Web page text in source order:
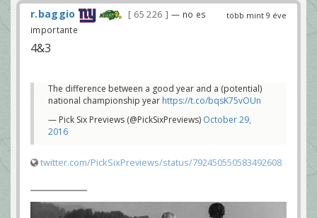
több mint 9 éve
r.baggio 65 226
— no es
importante
4&3
The difference between a good year and a (potential)
national championship year https://t.co/bqsK75vOUn
— Pick Six Previews (@PickSixPreviews) October 29,
2016
twitter.com/PickSixPreviews/status/792450550583492608